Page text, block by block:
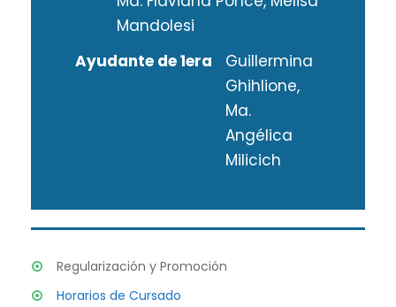
Mandolesi
Ayudante de 1era
Guillermina
Ghihlione,
Ma.
Angélica
Milicich
Regularización y Promoción
Horarios de Cursado